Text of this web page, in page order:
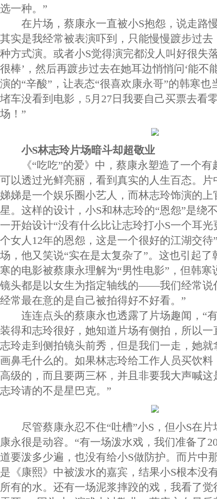
选一种。”
在片场，蔡康永一直被小S抱怨，说走路
其实是我经常被表演吓到，只能慢慢踱步过
种方式演。或者小S觉得演完都没人叫好很失
很棒’，然后再踱步过去在她耳边悄悄问‘能不
演的“辛酸”，让表态“很喜欢康永哥”的韩寒也
堵车没看到电影，5月27日我要自己买票去看
场！”
小S林志玲片场暗斗却超敬业
《“吃吃”的爱》中，蔡康永塑造了一个有
可以透过光鲜亮丽，看到真实的人生百态。片
娣娣是一个娱乐圈小艺人，而林志玲饰演的
星。这样的设计，小S和林志玲的“恩怨”是绕
一开始设计“没有什么比让志玲打小S一个耳
个女人12年的恩怨，这是一个很好的江湖交待
场，他又笑说“实在是太复杂了”。这也引起
寒的电影被蔡康永理解为“男性电影”，但韩寒
镜头都是以女生为指定轴线的——我们经常说
经常最在意的是自己被拍得好不好看。”
连连点头的蔡康永也透露了片场趣闻，“有
装得和志玲很好，她知道片场有侧拍，所以
志玲走到侧拍镜头前秀，但是我们一走，她
画鼻毛什么的。如果林志玲给工作人员买饮料
高级的，而且要两三杯，并且非要我大声喊
志玲请的不是星巴克。”
尽管蔡康永忍不住“吐槽”小S，但小S在片
康永很是动容。“有一场泼水戏，我们准备了
道要泼多少遍，也没有给小S做防护。而片中
是《康熙》中被泼水的嘉宾，结果小S根本没
所有的水。还有一场泥浆摔跤的戏，我看了